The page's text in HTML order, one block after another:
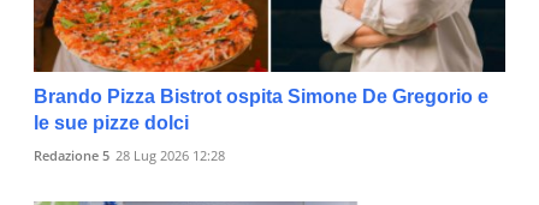
Brando Pizza Bistrot ospita Simone De Gregorio e
le sue pizze dolci
Redazione 5 28 Lug 2026 12:28